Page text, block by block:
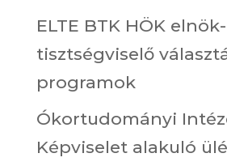
ELTE BTK HÖK
tisztségviselő
programok
Ókortudományi
Képviselet alakuló